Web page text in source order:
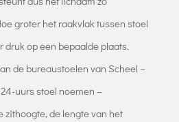
groter het raakvlak tussen stoel
druk op een bepaalde plaats.
de bureaustoelen van Scheel –
uurs stoel noemen –
zithoogte, de lengte van het